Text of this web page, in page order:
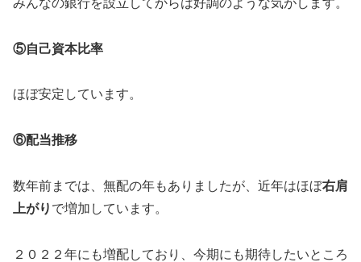
⑤自己資本比率
ほぼ安定しています。
⑥配当推移
数年前までは、無配の年もありましたが、近年はほぼ右肩
上がり で増加しています。
２０２２年にも増配しており、今期にも期待したいところ